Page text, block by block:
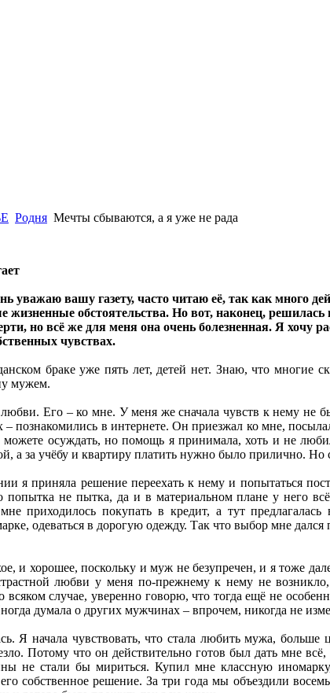
Родня Мечты сбываются, а я уже не рада
уважаю вашу газету, часто читаю её, так как много
обстоятельства. Но вот, наконец, решилась
но всё же для меня она очень болезненная. Я хочу
чувствах.
браке уже пять лет, детей нет. Знаю, что многие
мужем.
Его – ко мне. У меня же сначала чувств к нему не
познакомились в интернете. Он приезжал ко мне,
можете осуждать, но помощь я принимала, хоть и не
а за учёбу и квартиру платить нужно было прилично. Но
я приняла решение переехать к нему и попытаться
попытка не пытка, да и в материальном плане у него
приходилось покупать в кредит, а тут
одеваться в дорогую одежду. Так что выбор мне
и хорошее, поскольку и муж не безупречен, и я тоже
любви у меня по-прежнему к нему не возникло,
всяком случае, уверенно говорю, что тогда ещё не
думала о других мужчинах – впрочем, никогда не
Я начала чувствовать, что стала любить мужа,
Потому что он действительно готов был дать мне
не стали бы мириться. Купил мне классную
собственное решение. За три года мы объездили